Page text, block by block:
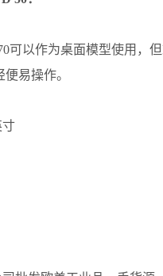
可以作为桌面模型使用，
易操作。
寸